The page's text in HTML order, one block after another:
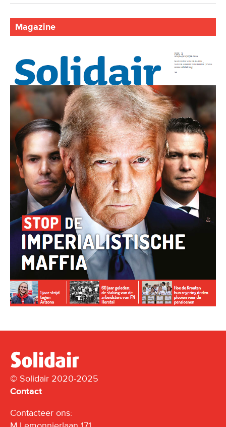
Magazine
© Solidair 2020-2025
Contact
Contacteer ons: